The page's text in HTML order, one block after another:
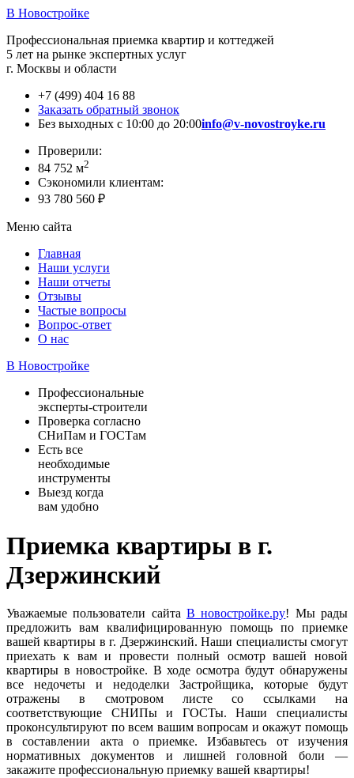
В Новостройке
Профессиональная приемка квартир и коттеджей
5 лет на рынке экспертных услуг
г. Москвы и области
+7 (499) 404 16 88
Заказать обратный звонок
Без выходных с 10:00 до 20:00info@v-novostroyke.ru
Проверили:
84 752 м2
Сэкономили клиентам:
93 780 560 ₽
Меню сайта
Главная
Наши услуги
Наши отчеты
Отзывы
Частые вопросы
Вопрос-ответ
О нас
В Новостройке
Профессиональные
эксперты-строители
Проверка согласно
СНиПам и ГОСТам
Есть все
необходимые
инструменты
Выезд когда
вам удобно
Приемка квартиры в г.
Дзержинский
Уважаемые пользователи сайта В новостройке.ру! Мы рады
предложить вам квалифицированную помощь по приемке
вашей квартиры в г. Дзержинский. Наши специалисты смогут
приехать к вам и провести полный осмотр вашей новой
квартиры в новостройке. В ходе осмотра будут обнаружены
все недочеты и недоделки Застройщика, которые будут
отражены в смотровом листе со ссылками на
соответствующие СНИПы и ГОСТы. Наши специалисты
проконсультируют по всем вашим вопросам и окажут помощь
в составлении акта о приемке. Избавьтесь от изучения
нормативных документов и лишней головной боли —
закажите профессиональную приемку вашей квартиры!